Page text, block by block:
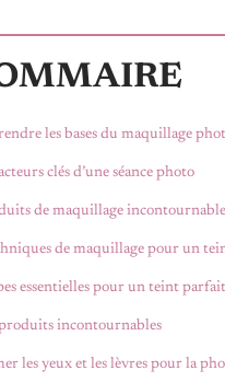
les bases du maquillage
clés d’une séance photo
de maquillage
de maquillage pour un
essentielles pour un teint parfait
incontournables
les yeux et les lèvres pour la